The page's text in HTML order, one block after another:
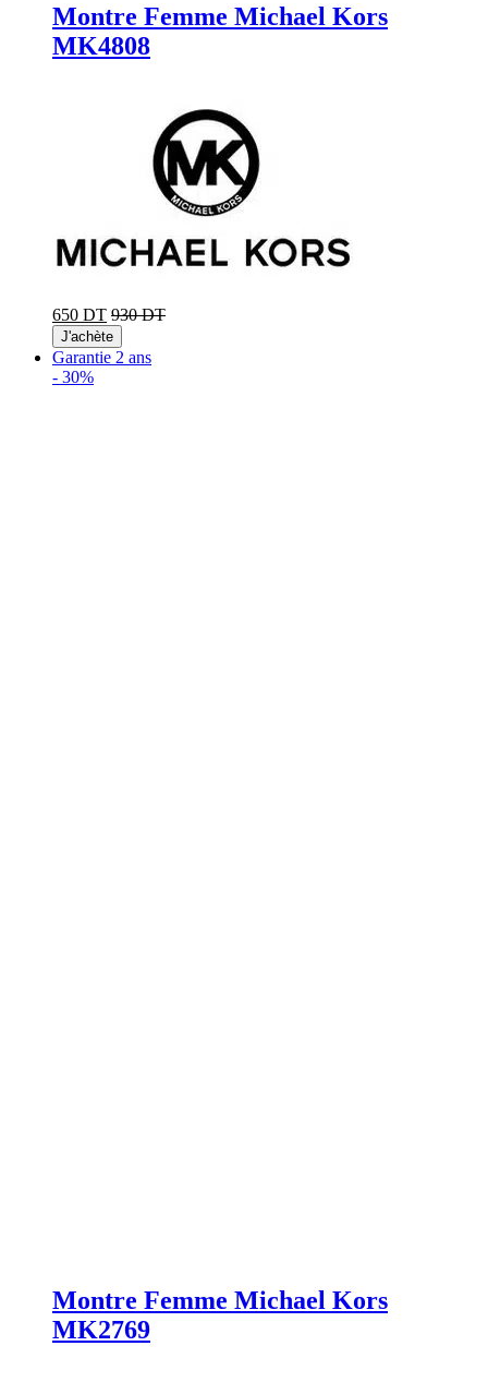
Montre Femme Michael Kors
MK4808
650 DT 930 DT
J'achète
Garantie 2 ans
- 30%
Montre Femme Michael Kors
MK2769